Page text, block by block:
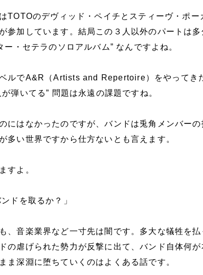
TOTOのデヴィッド・ペイチとスティーヴ・ポー
参加しています。結局この３人以外のパートは
ー・セテラのソロアルバム” なんですよね。
ルでA&R（Artists and Repertoire）をやってき
弾いてる” 問題は永遠の課題ですね。
にはなかったのですが、バンドは兎角メンバーの
多い世界ですから仕方ないとも言えます。
すよ。
ドを取るか？」
、音楽業界など一寸先は闇です。多大な犠牲を
の虐げられた勢力が反撃に出て、バンド自体何が
ま深淵に堕ちていくのはよくある話です。